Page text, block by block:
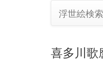
浮世絵検索
喜多川歌